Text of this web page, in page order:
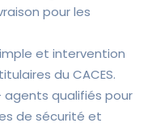
pour les
et intervention
du CACES.
agents qualifiés pour
de sécurité et